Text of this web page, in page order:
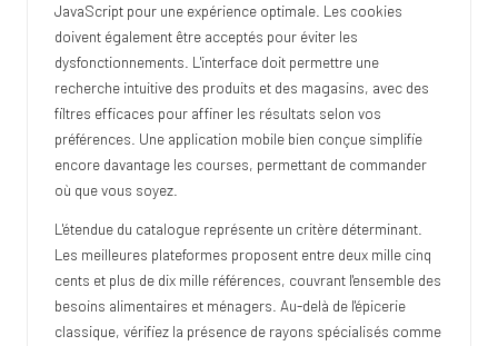
JavaScript pour une expérience optimale. Les cookies
doivent également être acceptés pour éviter les
dysfonctionnements. L'interface doit permettre une
recherche intuitive des produits et des magasins, avec des
filtres efficaces pour affiner les résultats selon vos
préférences. Une application mobile bien conçue simplifie
encore davantage les courses, permettant de commander
où que vous soyez.
L'étendue du catalogue représente un critère déterminant.
Les meilleures plateformes proposent entre deux mille cinq
cents et plus de dix mille références, couvrant l'ensemble des
besoins alimentaires et ménagers. Au-delà de l'épicerie
classique, vérifiez la présence de rayons spécialisés comme